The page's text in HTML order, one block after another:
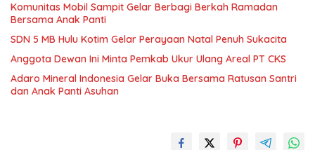
Komunitas Mobil Sampit Gelar Berbagi Berkah Ramadan
Bersama Anak Panti
SDN 5 MB Hulu Kotim Gelar Perayaan Natal Penuh Sukacita
Anggota Dewan Ini Minta Pemkab Ukur Ulang Areal PT CKS
Adaro Mineral Indonesia Gelar Buka Bersama Ratusan Santri
dan Anak Panti Asuhan